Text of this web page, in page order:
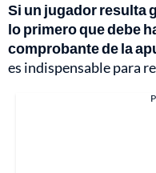
Si un jugador resulta
lo primero que debe
comprobante de la
es indispensable para